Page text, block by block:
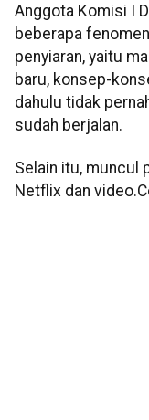
Anggota Komisi I
beberapa
penyiaran, yaitu
baru, konsep-
dahulu tidak
sudah berjalan.
Selain itu, muncul
Netflix dan